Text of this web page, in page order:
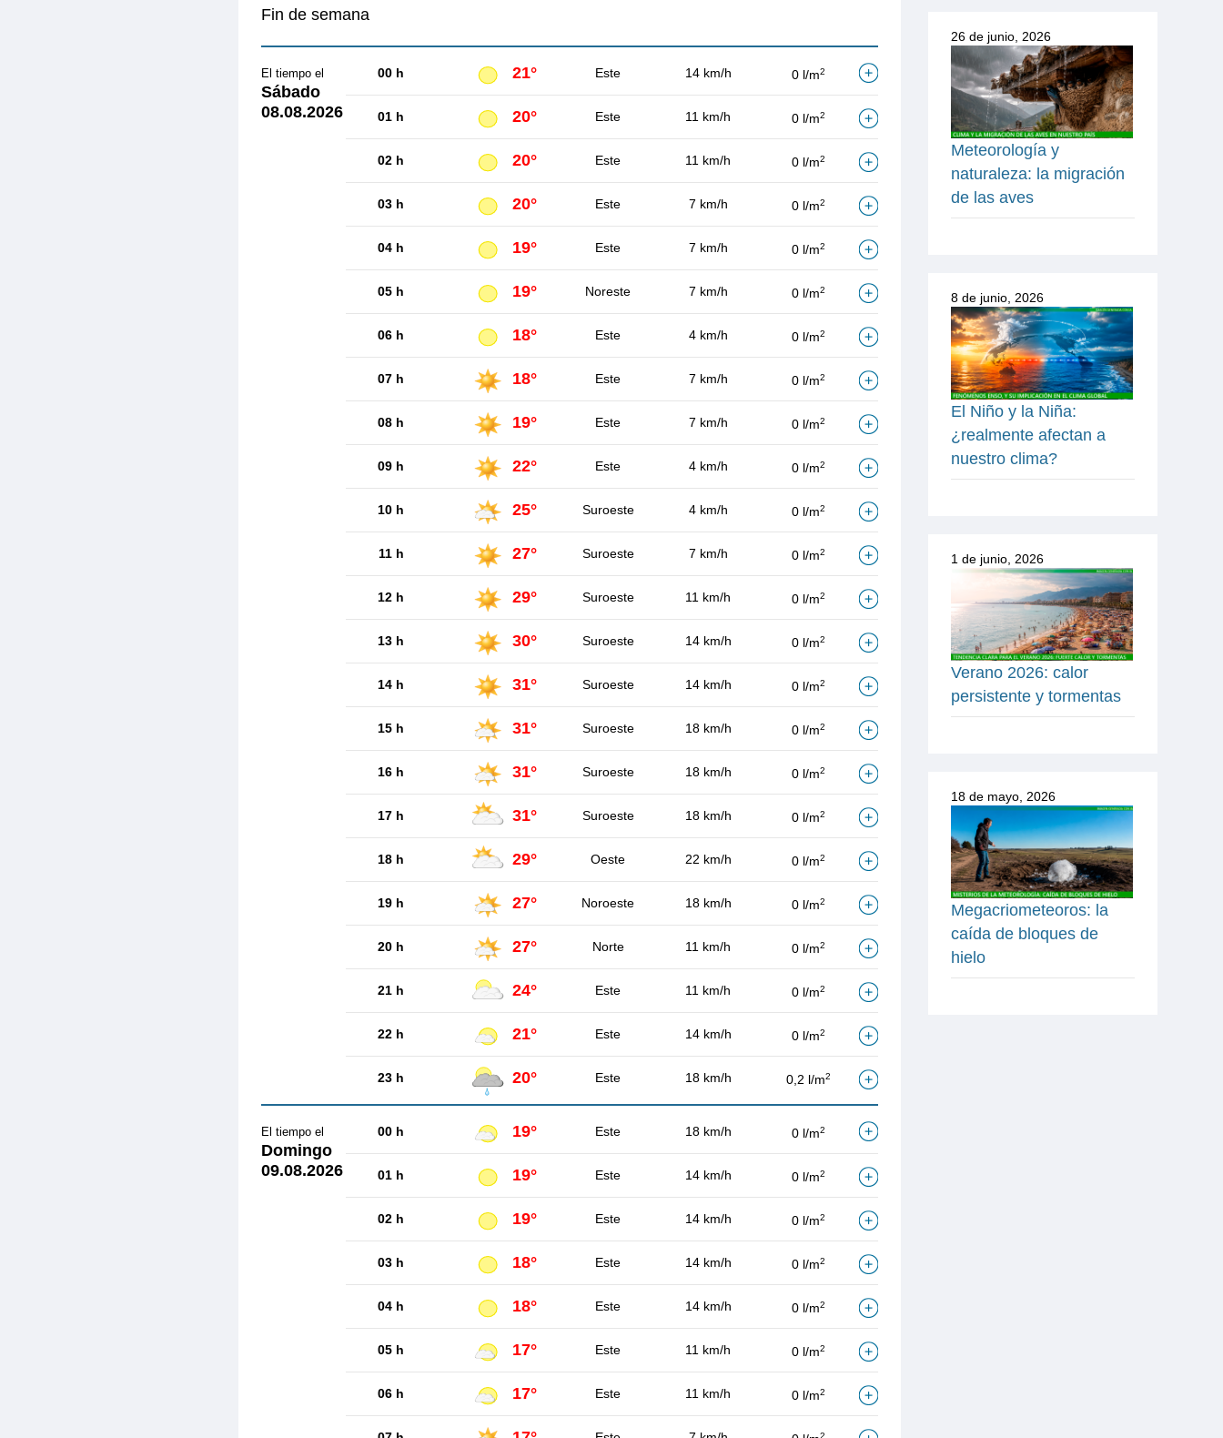
Fin de semana
El tiempo el
Sábado
08.08.2026
00 h 21° Este 14 km/h 0 l/m2
01 h 20° Este 11 km/h 0 l/m2
02 h 20° Este 11 km/h 0 l/m2
03 h 20° Este 7 km/h 0 l/m2
04 h 19° Este 7 km/h 0 l/m2
05 h 19° Noreste 7 km/h 0 l/m2
06 h 18° Este 4 km/h 0 l/m2
07 h 18° Este 7 km/h 0 l/m2
08 h 19° Este 7 km/h 0 l/m2
09 h 22° Este 4 km/h 0 l/m2
10 h 25° Suroeste 4 km/h 0 l/m2
11 h 27° Suroeste 7 km/h 0 l/m2
12 h 29° Suroeste 11 km/h 0 l/m2
13 h 30° Suroeste 14 km/h 0 l/m2
14 h 31° Suroeste 14 km/h 0 l/m2
15 h 31° Suroeste 18 km/h 0 l/m2
16 h 31° Suroeste 18 km/h 0 l/m2
17 h 31° Suroeste 18 km/h 0 l/m2
18 h 29° Oeste 22 km/h 0 l/m2
19 h 27° Noroeste 18 km/h 0 l/m2
20 h 27° Norte 11 km/h 0 l/m2
21 h 24° Este 11 km/h 0 l/m2
22 h 21° Este 14 km/h 0 l/m2
23 h 20° Este 18 km/h 0,2 l/m2
El tiempo el
Domingo
09.08.2026
00 h 19° Este 18 km/h 0 l/m2
01 h 19° Este 14 km/h 0 l/m2
02 h 19° Este 14 km/h 0 l/m2
03 h 18° Este 14 km/h 0 l/m2
04 h 18° Este 14 km/h 0 l/m2
05 h 17° Este 11 km/h 0 l/m2
06 h 17° Este 11 km/h 0 l/m2
2
26 de junio, 2026
Meteorología y
naturaleza: la migración
de las aves
8 de junio, 2026
El Niño y la Niña:
¿realmente afectan a
nuestro clima?
1 de junio, 2026
Verano 2026: calor
persistente y tormentas
18 de mayo, 2026
Megacriometeoros: la
caída de bloques de
hielo